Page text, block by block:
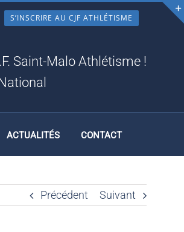
S’INSCRIRE AU CJF ATHLÉTISME
Saint-Malo Athlétisme !
ACTUALITÉS CONTACT
Précédent Suivant